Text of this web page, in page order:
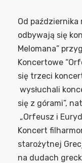
Od
odbywają się
Melomana”
Koncertowe
się trzeci
wysłuchali
się z górami”,
„Orfeusz i
Koncert
starożytnej
na dudach